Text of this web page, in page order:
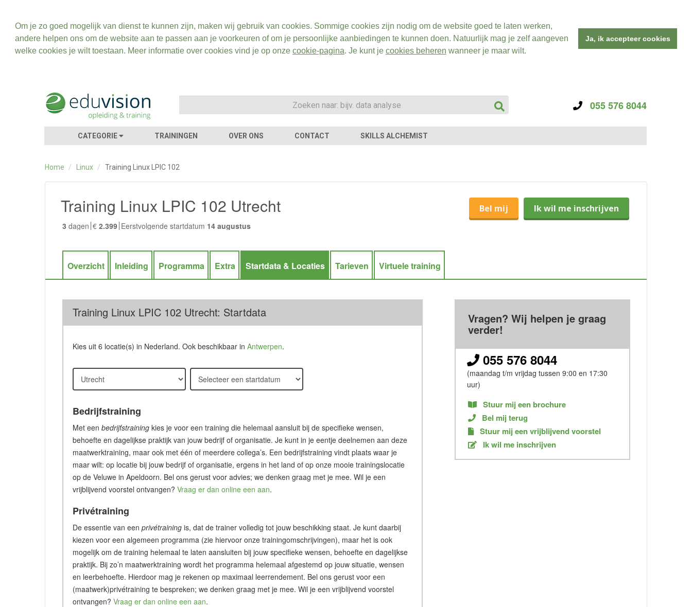
Om je zo goed mogelijk van dienst te kunnen zijn, maken wij gebruik van cookies. Sommige cookies zijn nodig om de website goed te laten werken,
andere helpen ons om de website aan te passen aan je voorkeuren of om je persoonlijke aanbiedingen te kunnen doen. Natuurlijk mag je zelf aangeven
welke cookies je wilt toestaan. Meer informatie over cookies vind je op onze cookie-pagina. Je kunt je cookies beheren wanneer je maar wilt.
Ja, ik accepteer cookies
055 576 8044
CATEGORIE TRAININGEN OVER ONS CONTACT SKILLS ALCHEMIST
Home / Linux / Training Linux LPIC 102
Training Linux LPIC 102 Utrecht
3 dagen € 2.399 Eerstvolgende startdatum 14 augustus
Bel mij Ik wil me inschrijven
Overzicht Inleiding Programma Extra Startdata & Locaties Tarieven Virtuele training
Training Linux LPIC 102 Utrecht: Startdata
Kies uit 6 locatie(s) in Nederland. Ook beschikbaar in Antwerpen.
Bedrijfstraining
Met een bedrijfstraining kies je voor een training die helemaal aansluit bij de specifieke wensen,
behoefte en dagelijkse praktijk van jouw bedrijf of organisatie. Je kunt in je eentje deelnemen aan deze
maatwerktraining, maar ook met één of meerdere collega’s. Een bedrijfstraining vindt plaats waar je
maar wilt: op locatie bij jouw bedrijf of organisatie, ergens in het land of op onze mooie trainingslocatie
op de Veluwe in Apeldoorn. Bel ons gerust voor advies; we denken graag met je mee. Wil je een
vrijblijvend voorstel ontvangen? Vraag er dan online een aan.
Privétraining
De essentie van een privétraining is, dat de trainer volledig tot jouw beschikking staat. Je kunt daarbij
kiezen voor een algemeen programma (zie hiervoor onze trainingomschrijvingen), maar het is ook
mogelijk om de training helemaal te laten aansluiten bij jouw specifieke wensen, behoefte en dagelijkse
praktijk. Bij zo’n maatwerktraining wordt het programma helemaal afgestemd op jouw situatie, wensen
en leerbehoefte. Hierdoor mag je rekenen op maximaal leerrendement. Bel ons gerust voor een
(maatwerk)privétraining te bespreken; we denken graag met je mee. Wil je een vrijblijvend voorstel
ontvangen? Vraag er dan online een aan.
Vragen? Wij helpen je graag
verder!
055 576 8044
(maandag t/m vrijdag tussen 9:00 en 17:30
uur)
Stuur mij een brochure
Bel mij terug
Stuur mij een vrijblijvend voorstel
Ik wil me inschrijven